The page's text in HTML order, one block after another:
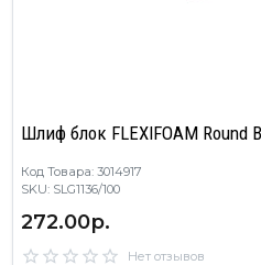
Шлиф блок FLEXIFOAM Round
Код Товара: 3014917
SKU: SLG1136/100
272.00р.
Нет отзывов